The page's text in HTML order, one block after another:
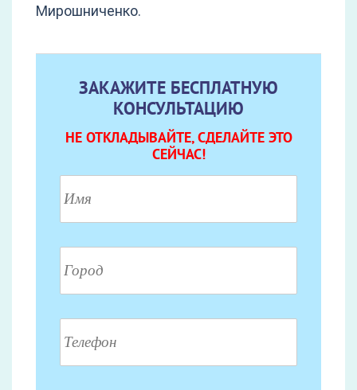
Мирошниченко.
ЗАКАЖИТЕ БЕСПЛАТНУЮ
КОНСУЛЬТАЦИЮ
НЕ ОТКЛАДЫВАЙТЕ, СДЕЛАЙТЕ ЭТО
СЕЙЧАС!